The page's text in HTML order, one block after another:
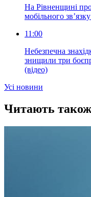
На Рівненщині
мобільного
11:00
Небезпечна
знищили три
(відео)
Усi новини
Читають також